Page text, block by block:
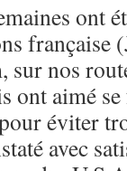
ont
française
sur nos
ont aimé
éviter
avec